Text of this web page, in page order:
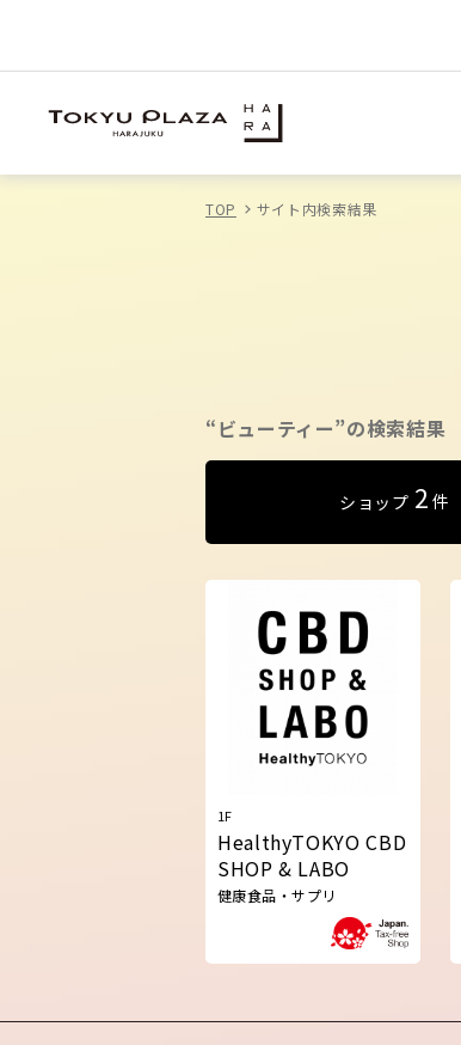
TOP サイト内検索結果
“ビューティー”の検索結果
ショップ 2 件
1F
HealthyTOKYO CBD
SHOP & LABO
健康食品・サプリ